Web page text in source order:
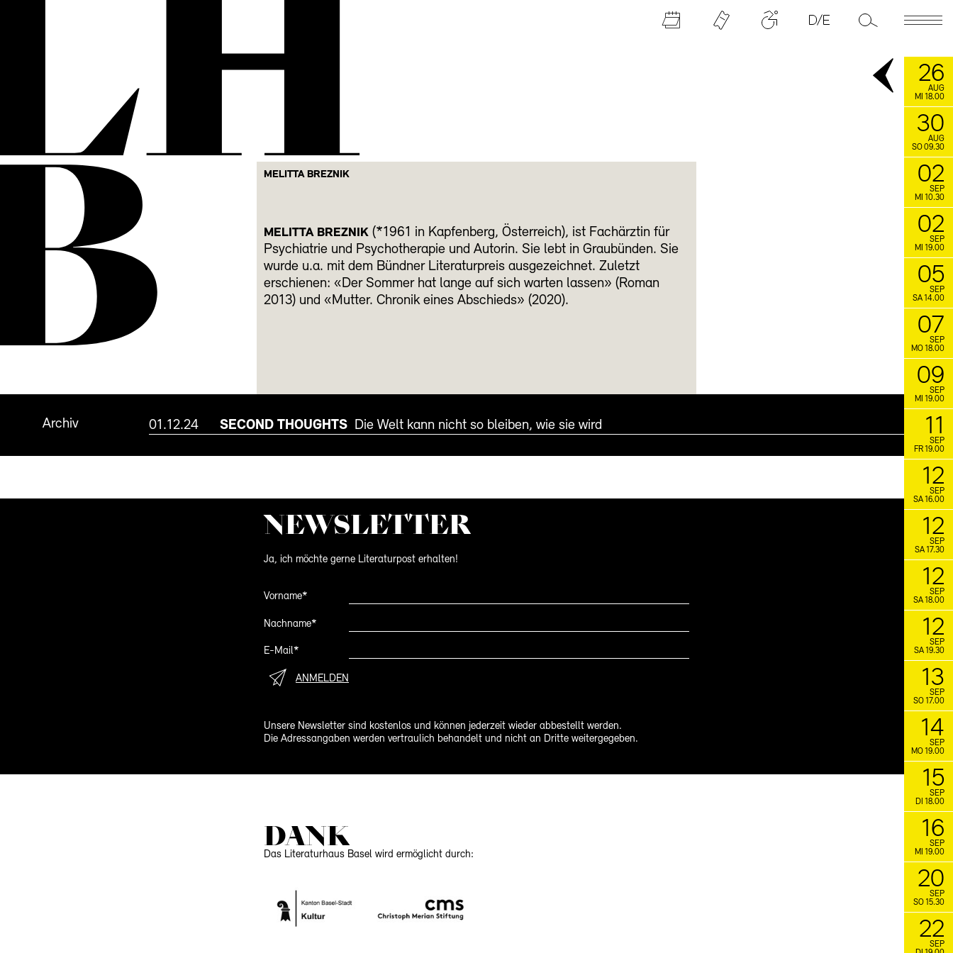
MELITTA BREZNIK
MELITTA BREZNIK (*1961 in Kapfenberg, Österreich), ist Fachärztin für
Psychiatrie und Psychotherapie und Autorin. Sie lebt in Graubünden. Sie
wurde u.a. mit dem Bündner Literaturpreis ausgezeichnet. Zuletzt
erschienen: «Der Sommer hat lange auf sich warten lassen» (Roman
2013) und «Mutter. Chronik eines Abschieds» (2020).
Archiv 01.12.24 SECOND THOUGHTS Die Welt kann nicht so bleiben, wie sie wird
NEWS­LETTER
Ja, ich möchte gerne Literaturpost erhalten!
Vorname*
Nachname*
E-Mail*
ANMELDEN
Unsere Newsletter sind kostenlos und können jederzeit wieder abbestellt werden.
Die Adressangaben werden vertraulich behandelt und nicht an Dritte weitergegeben.
DANK
Das Literaturhaus Basel wird ermöglicht durch:
26
AUG
MI 18.00
30
AUG
SO 09.30
02
SEP
MI 10.30
02
SEP
MI 19.00
05
SEP
SA 14.00
07
SEP
MO 18.00
09
SEP
MI 19.00
11
SEP
FR 19.00
12
SEP
SA 16.00
12
SEP
SA 17.30
12
SEP
SA 18.00
12
SEP
SA 19.30
13
SEP
SO 17.00
14
SEP
MO 19.00
15
SEP
DI 18.00
16
SEP
MI 19.00
20
SEP
SO 15.30
22
SEP